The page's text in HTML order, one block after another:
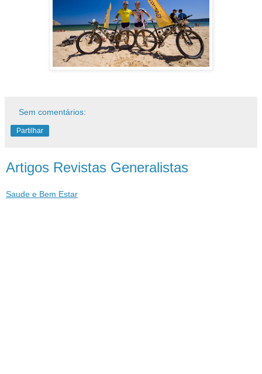
Sem comentários:
Partilhar
Artigos Revistas Generalistas
Saude e Bem Estar